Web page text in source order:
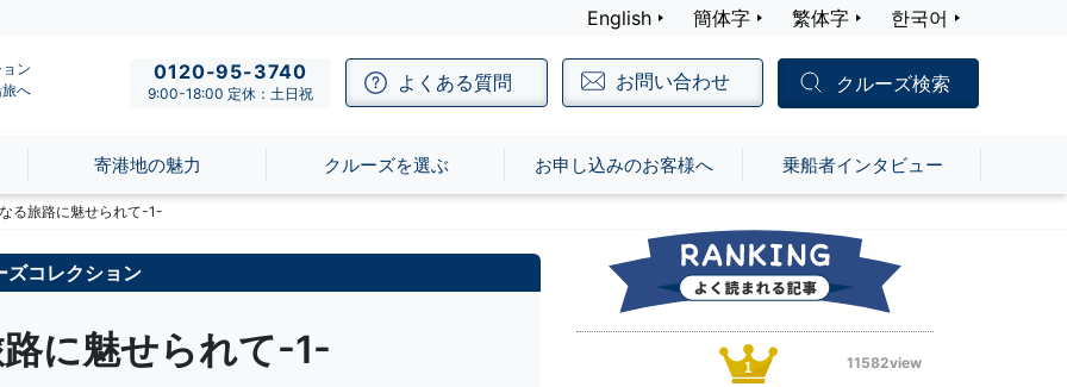
English 簡体字 繁体字 한국어
ン
へ
0120-95-3740
9:00-18:00 定休：土日祝 よくある質問 お問い合わせ クルーズ検索
寄港地の魅力 クルーズを選ぶ お申し込みのお客様へ 乗船者インタビュー
る旅路に魅せられて-1-
ズコレクション
に魅せられて-1- 11582view